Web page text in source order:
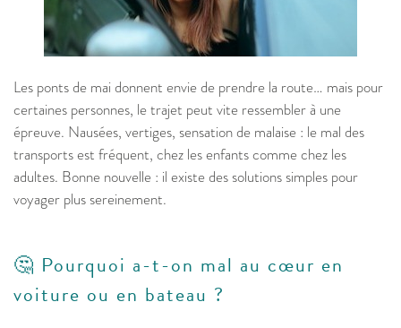
Les ponts de mai donnent envie de prendre la route… mais pour
certaines personnes, le trajet peut vite ressembler à une
épreuve. Nausées, vertiges, sensation de malaise : le mal des
transports est fréquent, chez les enfants comme chez les
adultes. Bonne nouvelle : il existe des solutions simples pour
voyager plus sereinement.
🤔 Pourquoi a-t-on mal au cœur en
voiture ou en bateau ?